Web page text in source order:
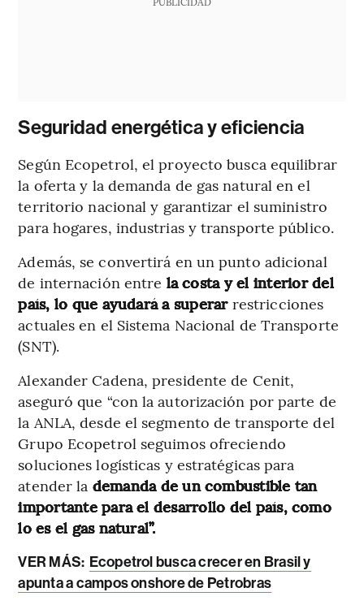
Seguridad energética y eficiencia
Según Ecopetrol, el proyecto busca equilibrar
la oferta y la demanda de gas natural en el
territorio nacional y garantizar el suministro
para hogares, industrias y transporte público.
Además, se convertirá en un punto adicional
de internación entre la costa y el interior del
país, lo que ayudará a superar restricciones
actuales en el Sistema Nacional de Transporte
(SNT).
Alexander Cadena, presidente de Cenit,
aseguró que “con la autorización por parte de
la ANLA, desde el segmento de transporte del
Grupo Ecopetrol seguimos ofreciendo
soluciones logísticas y estratégicas para
atender la demanda de un combustible tan
importante para el desarrollo del país, como
lo es el gas natural”.
VER MÁS: Ecopetrol busca crecer en Brasil y
apunta a campos onshore de Petrobras